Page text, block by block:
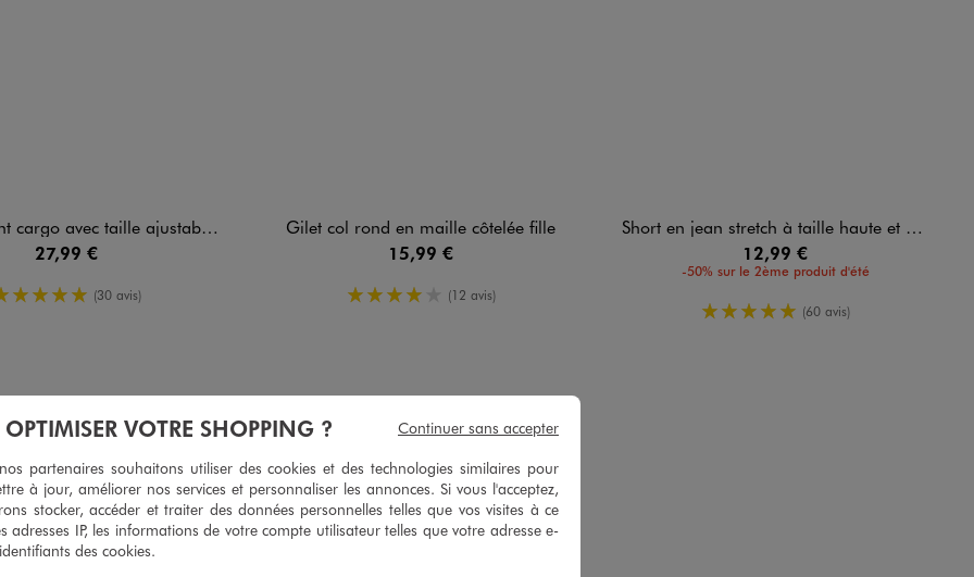
avec taille ajustable fille
27,99 €
5/5 de moyenne
(30 avis)
Gilet col rond en maille côtelée fille
15,99 €
4/5 de moyenne
(12 avis)
Short en jean stretch à taille haute et revers fille
12,99 €
-50% sur le 2ème produit d'été
5/5 de moyenne
(60 avis)
5/5
Short très agréable à porter.
Avis du08/07/2026 , suite à une expérience du25/06/2026 parValerie T.
Utile(0) Signaler
OPTIMISER VOTRE SHOPPING ?
partenaires souhaitons utiliser des cookies et des technologies similaires pour
à jour, améliorer nos services et personnaliser les annonces. Si vous l'acceptez,
stocker, accéder et traiter des données personnelles telles que vos visites à ce
adresses IP, les informations de votre compte utilisateur telles que votre adresse e-
des cookies.
Continuer sans accepter